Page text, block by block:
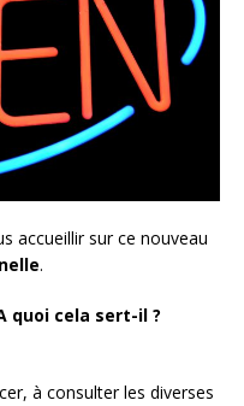
accueillir sur ce nouveau
.
quoi cela sert-il ?
à consulter les diverses